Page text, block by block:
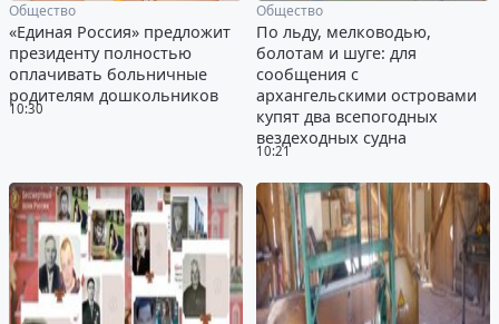
10:30
Общество
«Единая Россия» предложит
президенту полностью
оплачивать больничные
родителям дошкольников
10:21
Общество
По льду, мелководью,
болотам и шуге: для
сообщения с
архангельскими островами
купят два всепогодных
вездеходных судна